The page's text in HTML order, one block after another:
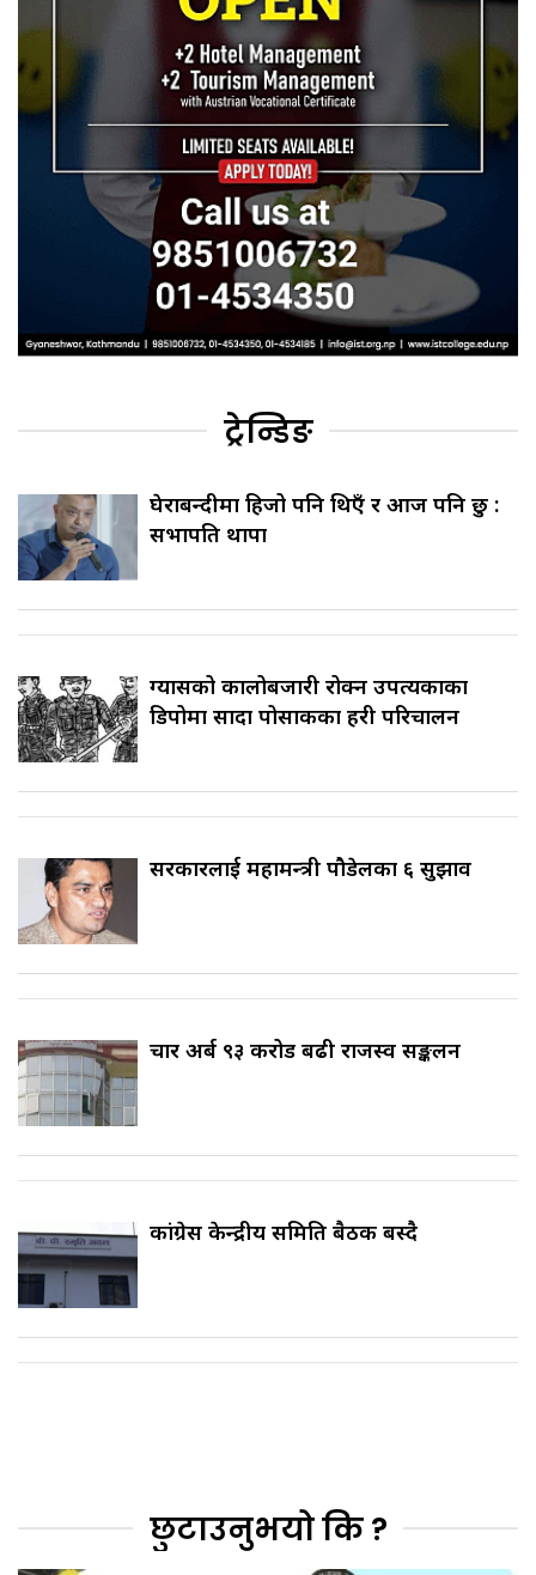
ट्रेन्डिङ
घेराबन्दीमा हिजो पनि थिएँ र आज पनि छु :
सभापति थापा
ग्यासको कालोबजारी रोक्न उपत्यकाका
डिपोमा सादा पोसाकका प्रहरी परिचालन
सरकारलाई महामन्त्री पौडेलका ६ सुझाव
चार अर्ब ९३ करोड बढी राजस्व सङ्कलन
कांग्रेस केन्द्रीय समिति बैठक बस्दै
छुटाउनुभयो कि ?